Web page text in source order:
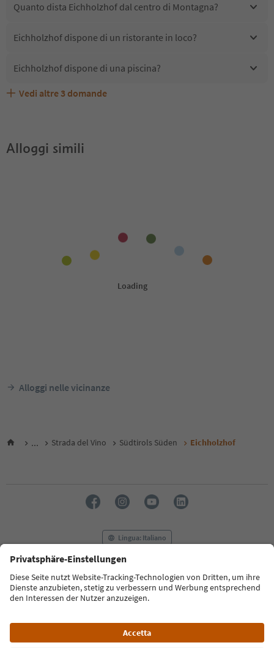
Quanto dista Eichholzhof dal centro di Montagna?
Eichholzhof dispone di un ristorante in loco?
Eichholzhof dispone di una piscina?
Eichholzhof accetta animali domestici?
Quali servizi/attività sono disponibili presso
Gli ospiti di Eichholzhof ricevono l'Alto Adige Guest Pass?
Vedi altre 3 domande
Alloggi simili
Alloggi nelle vicinanze
... Strada del Vino Südtirols Süden Eichholzhof
Lingua: Italiano
FAQ Contatti Press MICE
Privacy Policy
Termini e condizioni
Crediti
Cookie Policy
Alto Adige B2B